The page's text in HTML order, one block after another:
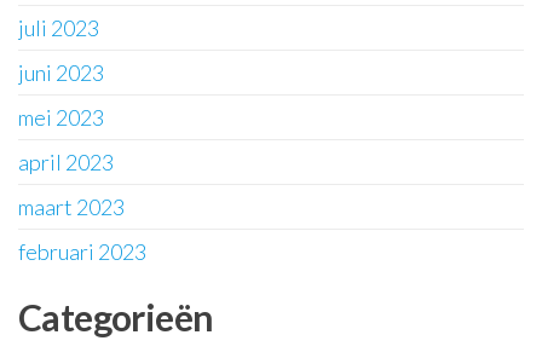
juli 2023
juni 2023
mei 2023
april 2023
maart 2023
februari 2023
Categorieën